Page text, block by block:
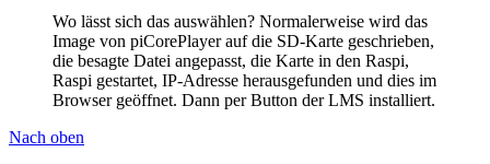
Wo lässt sich das auswählen? Normalerweise wird das
Image von piCorePlayer auf die SD-Karte geschrieben,
die besagte Datei angepasst, die Karte in den Raspi,
Raspi gestartet, IP-Adresse herausgefunden und dies im
Browser geöffnet. Dann per Button der LMS installiert.
Nach oben